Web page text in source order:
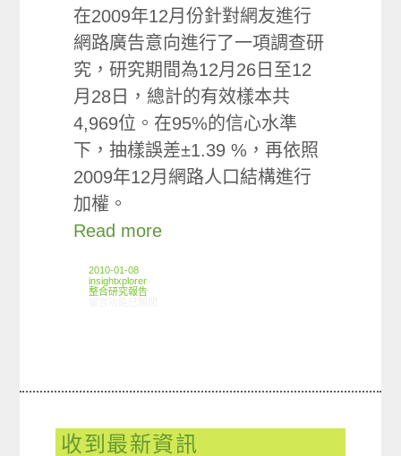
在2009年12月份針對網友進行
網路廣告意向進行了一項調查研
究，研究期間為12月26日至12
月28日，總計的有效樣本共
4,969位。在95%的信心水準
下，抽樣誤差±1.39 %，再依照
2009年12月網路人口結構進行
加權。
Read more
2010-01-08
insightxplorer
整合研究報告
收到最新資訊